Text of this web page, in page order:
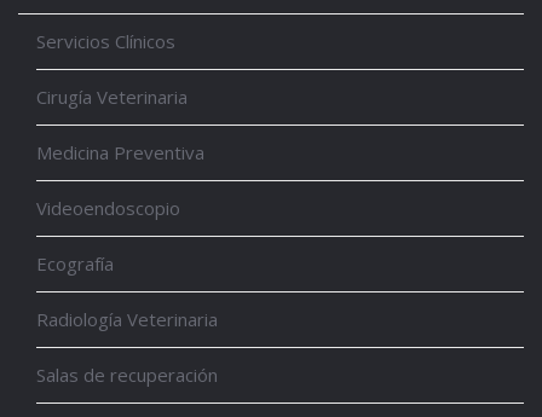
Servicios Clínicos
Cirugía Veterinaria
Medicina Preventiva
Videoendoscopio
Ecografía
Radiología Veterinaria
Salas de recuperación